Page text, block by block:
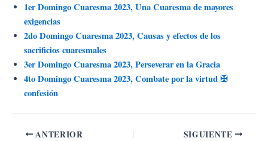
contenido
1er Domingo Cuaresma 2023, Una Cuaresma de mayores
exigencias
2do Domingo Cuaresma 2023, Causas y efectos de los
sacrificios cuaresmales
3er Domingo Cuaresma 2023, Perseverar en la Gracia
4to Domingo Cuaresma 2023, Combate por la virtud ✠
confesión
ANTERIOR SIGUIENTE